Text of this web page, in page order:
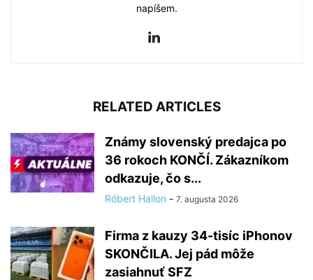
napíšem.
RELATED ARTICLES
Známy slovenský predajca po
36 rokoch KONČÍ. Zákazníkom
odkazuje, čo s...
Róbert Hallon - 7. augusta 2026
Firma z kauzy 34-tisíc iPhonov
SKONČILA. Jej pád môže
zasiahnuť SFZ